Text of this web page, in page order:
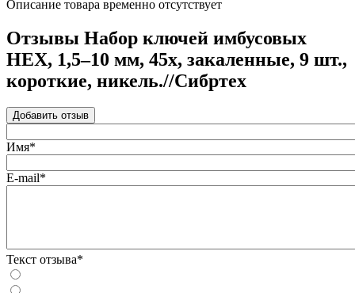
Описание товара временно отсутствует
Отзывы Набор ключей имбусовых
HEX, 1,5–10 мм, 45x, закаленные, 9 шт.,
короткие, никель.//Сибртех
Добавить отзыв
Имя*
E-mail*
Текст отзыва*